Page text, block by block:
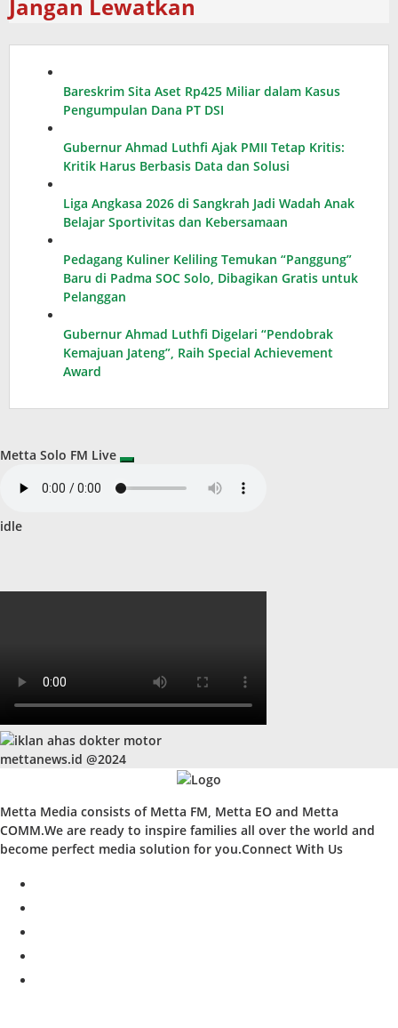
Jangan Lewatkan
Bareskrim Sita Aset Rp425 Miliar dalam Kasus
Pengumpulan Dana PT DSI
Gubernur Ahmad Luthfi Ajak PMII Tetap Kritis:
Kritik Harus Berbasis Data dan Solusi
Liga Angkasa 2026 di Sangkrah Jadi Wadah Anak
Belajar Sportivitas dan Kebersamaan
Pedagang Kuliner Keliling Temukan “Panggung”
Baru di Padma SOC Solo, Dibagikan Gratis untuk
Pelanggan
Gubernur Ahmad Luthfi Digelari “Pendobrak
Kemajuan Jateng”, Raih Special Achievement
Award
Metta Solo FM Live
idle
mettanews.id @2024
Metta Media consists of Metta FM, Metta EO and Metta
COMM.We are ready to inspire families all over the world and
become perfect media solution for you.Connect With Us